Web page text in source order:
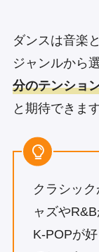
ダンスは音楽
ジャンルから
分のテンショ
と期待できます
クラシッ
ャズや
K-POPが